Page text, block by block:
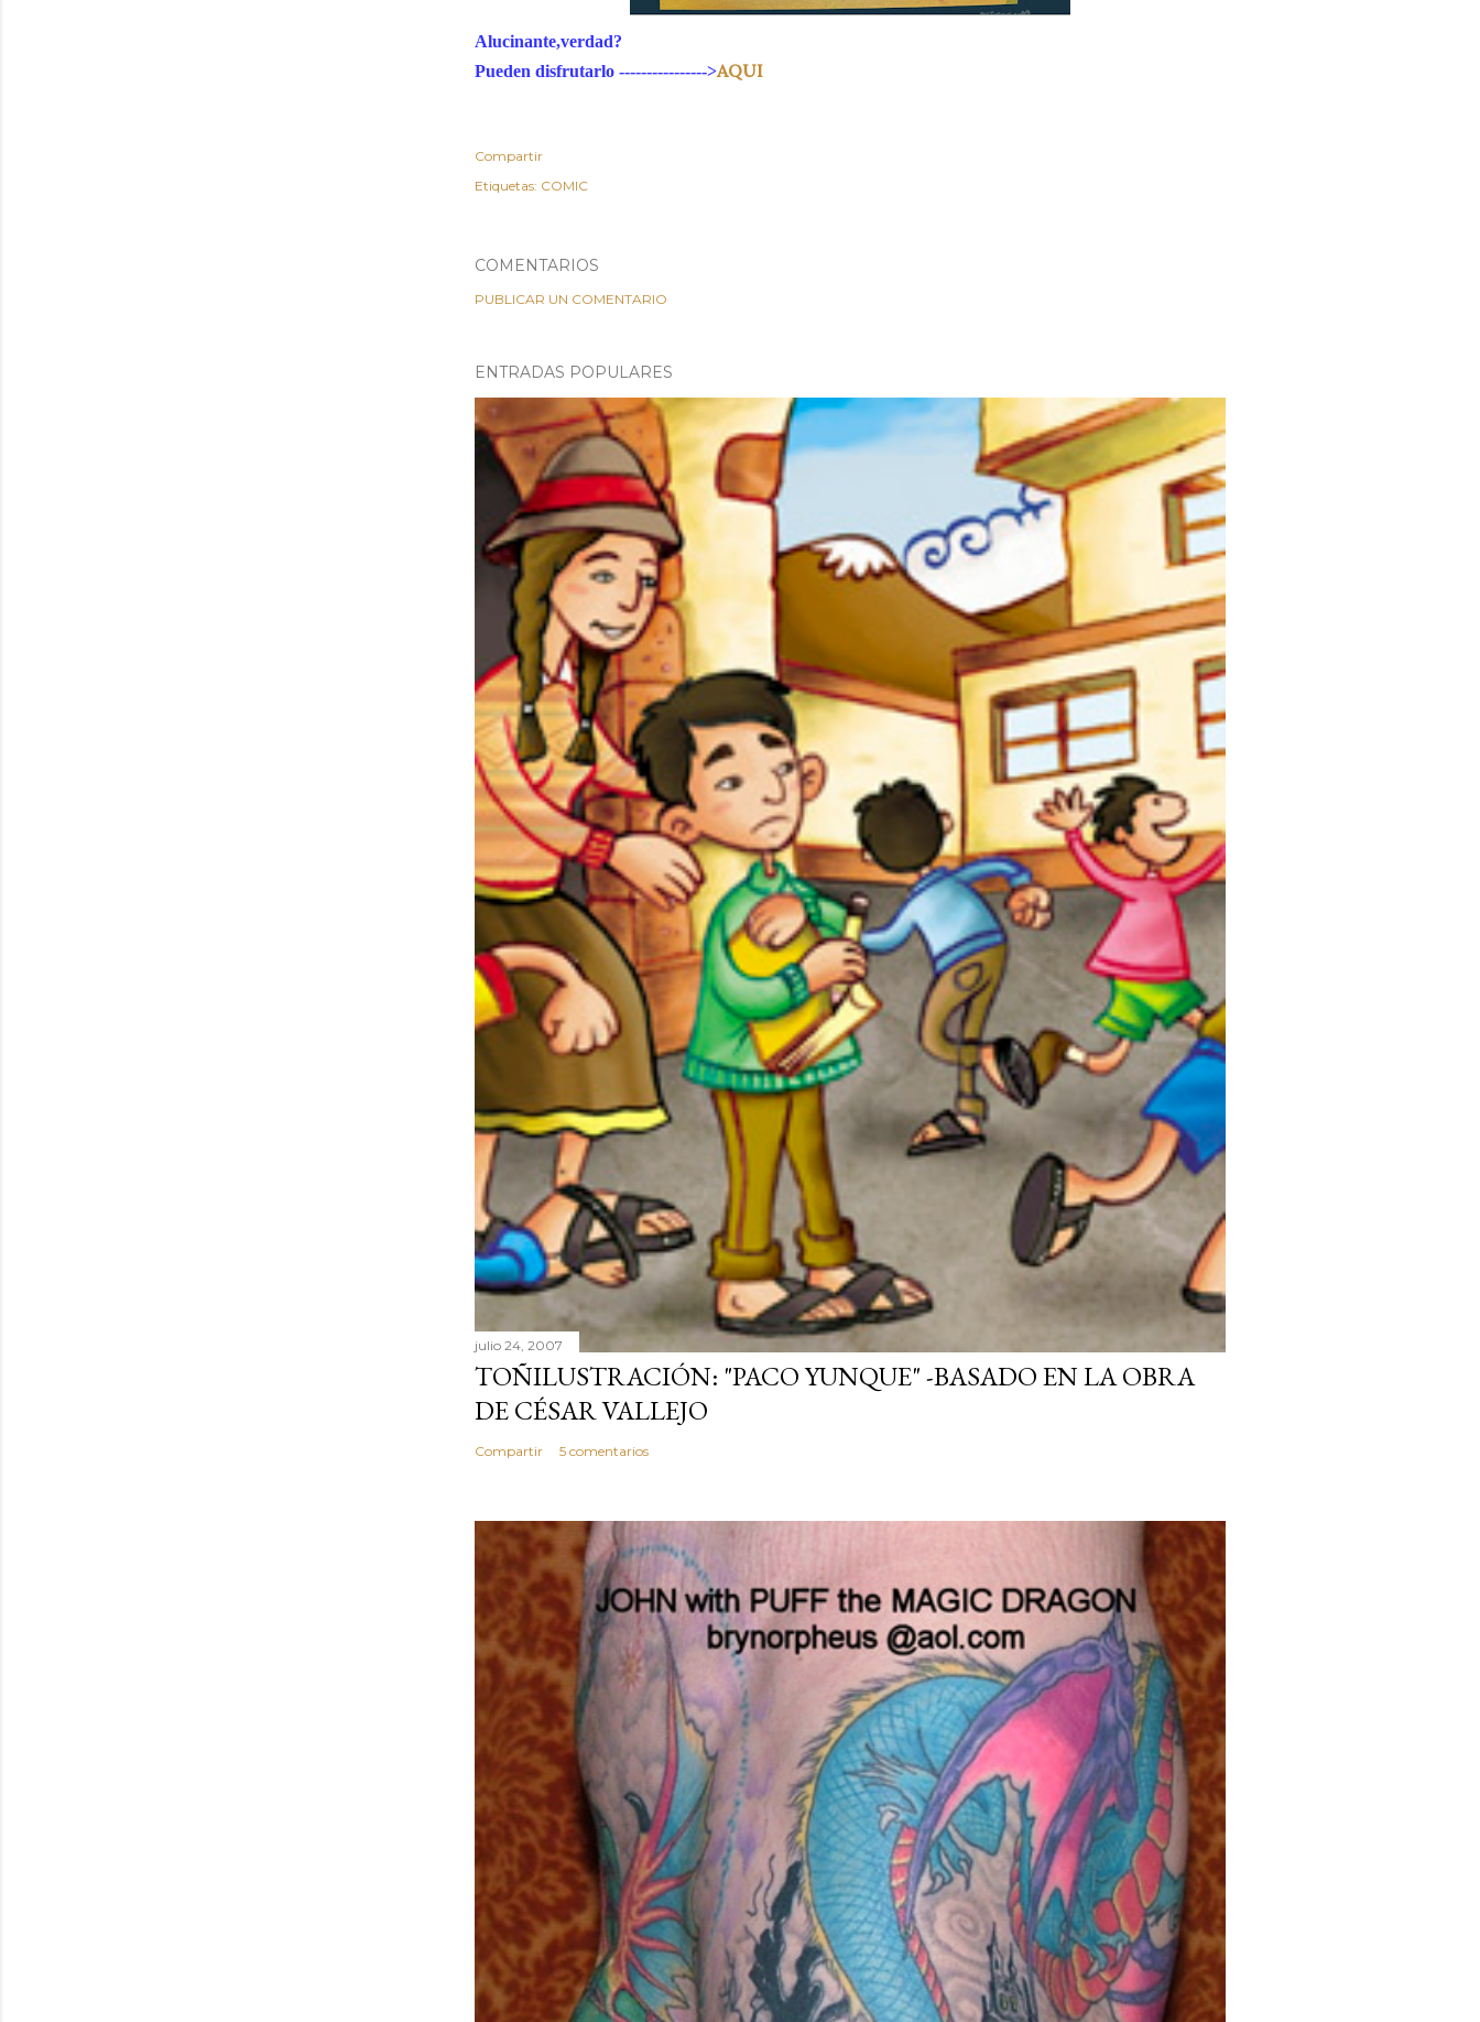
Alucinante,verdad?
Pueden disfrutarlo ---------------->AQUI
Compartir
Etiquetas: COMIC
COMENTARIOS
PUBLICAR UN COMENTARIO
ENTRADAS POPULARES
julio 24, 2007
TOÑILUSTRACIÓN: "PACO YUNQUE" -BASADO EN LA OBRA
DE CÉSAR VALLEJO
Compartir 5 comentarios